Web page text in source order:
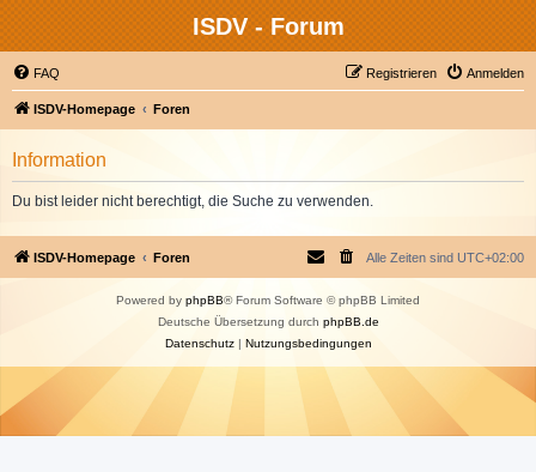
ISDV - Forum
FAQ Anmelden
Registrieren
ISDV-Homepage Foren
Information
Du bist leider nicht berechtigt, die Suche zu verwenden.
ISDV-Homepage Foren Alle Zeiten sind UTC+02:00
Powered by phpBB® Forum Software © phpBB Limited
Deutsche Übersetzung durch phpBB.de
Datenschutz| Nutzungsbedingungen